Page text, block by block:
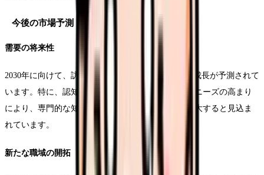
今後の市場予測
需要の将来性
2030年に向けて、訪問診療市場は年平均10%以上の成長が予測されて
います。特に、認知症患者の増加や在宅での看取りニーズの高まり
により、専門的な知識を持つ看護師の需要は更に拡大すると見込ま
れています。
新たな職域の開拓